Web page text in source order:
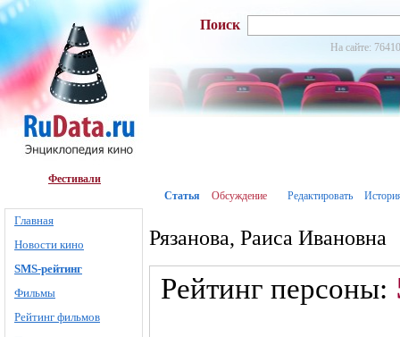
Фестивали
Главная
Новости кино
SMS-рейтинг
Фильмы
Рейтинг фильмов
Поиск
На сайте:
Статья Обсуждение Редактировать
Рязанова, Раиса Ивановна
Рейтинг персоны: